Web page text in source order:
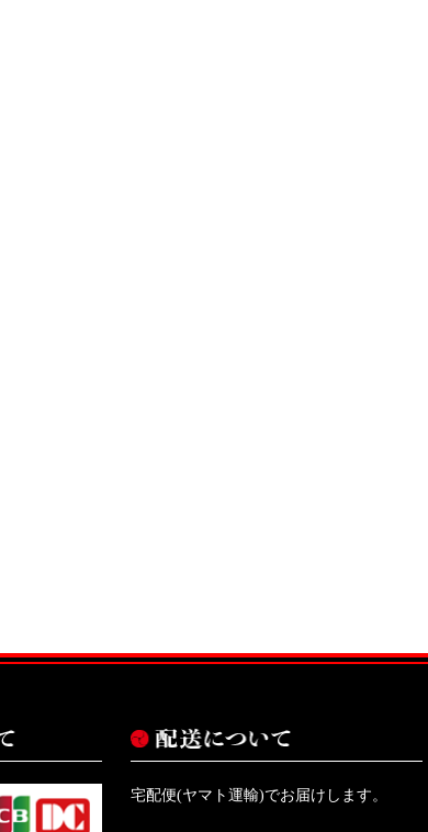
宅配便(ヤマト運輸)でお届けします。